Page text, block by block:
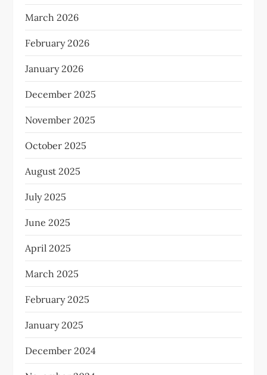
March 2026
February 2026
January 2026
December 2025
November 2025
October 2025
August 2025
July 2025
June 2025
April 2025
March 2025
February 2025
January 2025
December 2024